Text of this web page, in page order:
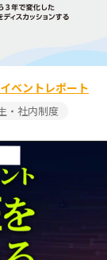
ベントレポート
・社内制度